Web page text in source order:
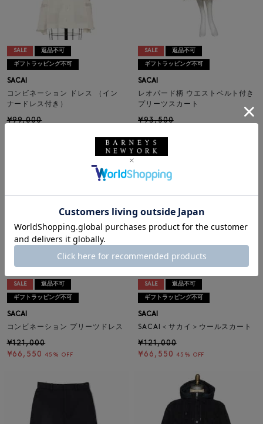
SALE 返品不可
ギフトラッピング不可
SACAI
コンビネーション ドレス （イン
ナードレス付き）
¥99,000
SALE 返品不可
ギフトラッピング不可
SACAI
レオパード柄 ウエストベルト付き
プリーツスカート
¥93,500
SALE 返品不可
ギフトラッピング不可
SACAI
コンビネーション プリーツドレス
¥121,000
¥66,550 45% OFF
SALE 返品不可
ギフトラッピング不可
SACAI
SACAI＜サカイ＞ウールスカート
¥121,000
¥66,550 45% OFF